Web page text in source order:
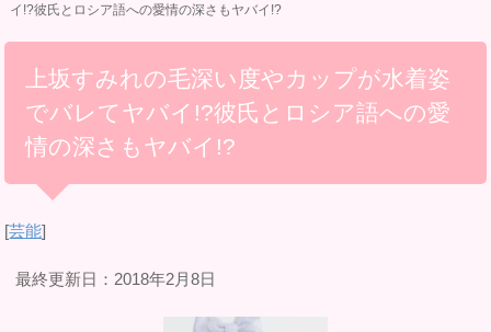
イ!?彼氏とロシア語への愛情の深さもヤバイ!?
上坂すみれの毛深い度やカップが水着姿
でバレてヤバイ!?彼氏とロシア語への愛
情の深さもヤバイ!?
[芸能]
最終更新日：2018年2月8日